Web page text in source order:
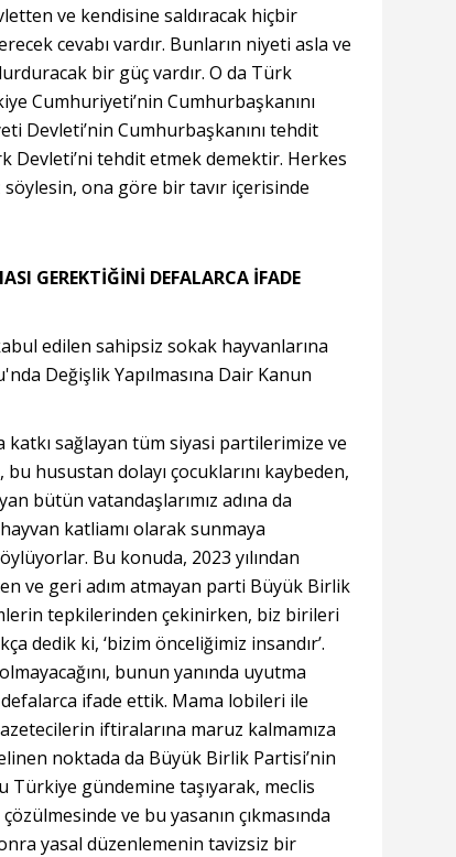
ve kendisine saldıracak hiçbir
cevabı vardır. Bunların niyeti asla ve
bir güç vardır. O da Türk
Cumhuriyeti’nin Cumhurbaşkanını
Devleti’nin Cumhurbaşkanını tehdit
Devleti’ni tehdit etmek demektir. Herkes
söylesin, ona göre bir tavır içerisinde
GEREKTİĞİNİ DEFALARCA İFADE
edilen sahipsiz sokak hayvanlarına
Değişlik Yapılmasına Dair Kanun
katkı sağlayan tüm siyasi partilerimize ve
husustan dolayı çocuklarını kaybeden,
bütün vatandaşlarımız adına da
katliamı olarak sunmaya
Bu konuda, 2023 yılından
ve geri adım atmayan parti Büyük Birlik
tepkilerinden çekinirken, biz birileri
dedik ki, ‘bizim önceliğimiz insandır’.
bunun yanında uyutma
ifade ettik. Mama lobileri ile
iftiralarına maruz kalmamıza
noktada da Büyük Birlik Partisi’nin
Türkiye gündemine taşıyarak, meclis
ve bu yasanın çıkmasında
yasal düzenlemenin tavizsiz bir